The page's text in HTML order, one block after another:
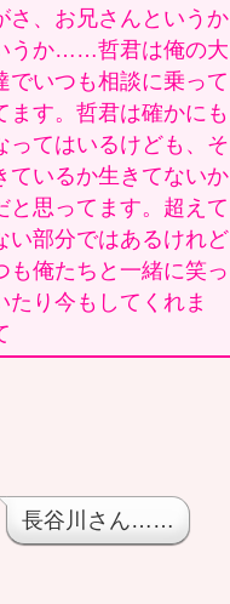
さ、お兄さんというか
うか……哲君は俺の大
でいつも相談に乗って
ます。哲君は確かにも
ってはいるけども、そ
ているか生きてないか
と思ってます。超えて
い部分ではあるけれど
も俺たちと一緒に笑っ
たり今もしてくれま
長谷川さん……